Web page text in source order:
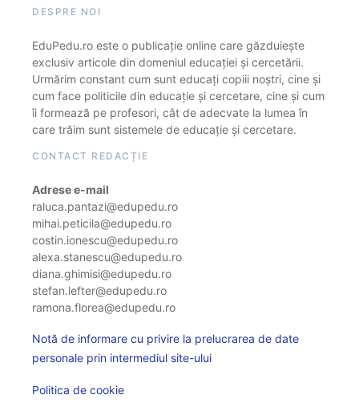
DESPRE NOI
EduPedu.ro este o publicație online care găzduiește
exclusiv articole din domeniul educației și cercetării.
Urmărim constant cum sunt educați copiii noștri, cine și
cum face politicile din educație și cercetare, cine și cum
îi formează pe profesori, cât de adecvate la lumea în
care trăim sunt sistemele de educație și cercetare.
CONTACT REDACȚIE
Adrese e-mail
raluca.pantazi@edupedu.ro
mihai.peticila@edupedu.ro
costin.ionescu@edupedu.ro
alexa.stanescu@edupedu.ro
diana.ghimisi@edupedu.ro
stefan.lefter@edupedu.ro
ramona.florea@edupedu.ro
Notă de informare cu privire la prelucrarea de date
personale prin intermediul site-ului
Politica de cookie